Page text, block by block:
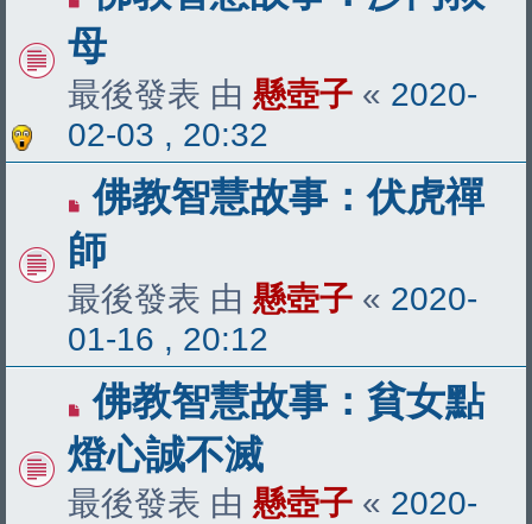
母
最後發表 由 懸壺子 « 2020-
02-03 , 20:32
佛教智慧故事：伏虎禪
師
最後發表 由 懸壺子 « 2020-
01-16 , 20:12
佛教智慧故事：貧女點
燈心誠不滅
最後發表 由 懸壺子 « 2020-